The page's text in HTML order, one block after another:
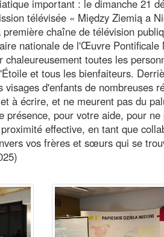
important : le dimanche 21
télévisée « Między Ziemią a
chaîne de télévision
nationale de l'Œuvre Pontificale
toutes les
et tous les bienfaiteurs.
d'enfants de nombreuses
à écrire, et ne meurent pas du
présence, pour votre aide, pour
effective, en tant que
vos frères et sœurs qui se